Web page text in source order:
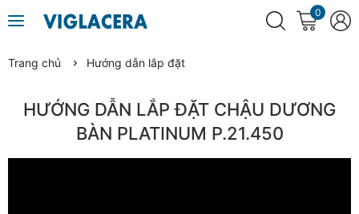
0
Trang chủ Hướng dẫn lắp đặt
HƯỚNG DẪN LẮP ĐẶT CHẬU DƯƠNG
BÀN PLATINUM P.21.450